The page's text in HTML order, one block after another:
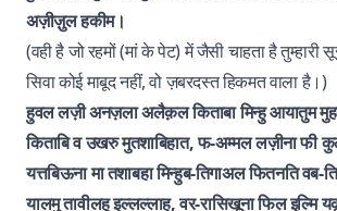
अज़ीज़ुल हकीम।
(वही है जो रहमों (मां के पेट) में जैसी चाहता है
सिवा कोई माबूद नहीं, वो ज़बरदस्त हिकमत वाला है।)
हुवल लज़ी अनज़ला अलैक़ल किताबा मिन्हु आयातुम
किताबि व उखरु मुतशाबिहात, फ-अम्मल लज़ीना फी
यत्तबिऊना मा तशाबहा मिन्हुब-तिगाअल फितनति वब-
यालमु तावीलहू इल्लल्लाह, वर-रासिखूना फिल इल्मि